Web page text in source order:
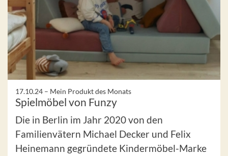
17.10.24 – Mein Produkt des Monats
Spielmöbel von Funzy
Die in Berlin im Jahr 2020 von den
Familienvätern Michael Decker und Felix
Heinemann gegründete Kindermöbel-Marke